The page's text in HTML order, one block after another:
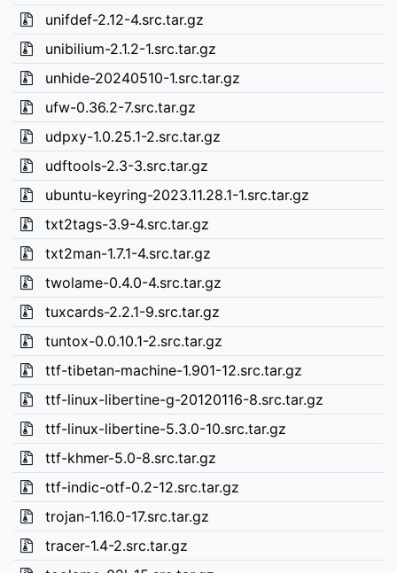
unifdef-2.12-4.src.tar.gz
unibilium-2.1.2-1.src.tar.gz
unhide-20240510-1.src.tar.gz
ufw-0.36.2-7.src.tar.gz
udpxy-1.0.25.1-2.src.tar.gz
udftools-2.3-3.src.tar.gz
ubuntu-keyring-2023.11.28.1-1.src.tar.gz
txt2tags-3.9-4.src.tar.gz
txt2man-1.7.1-4.src.tar.gz
twolame-0.4.0-4.src.tar.gz
tuxcards-2.2.1-9.src.tar.gz
tuntox-0.0.10.1-2.src.tar.gz
ttf-tibetan-machine-1.901-12.src.tar.gz
ttf-linux-libertine-g-20120116-8.src.tar.gz
ttf-linux-libertine-5.3.0-10.src.tar.gz
ttf-khmer-5.0-8.src.tar.gz
ttf-indic-otf-0.2-12.src.tar.gz
trojan-1.16.0-17.src.tar.gz
tracer-1.4-2.src.tar.gz